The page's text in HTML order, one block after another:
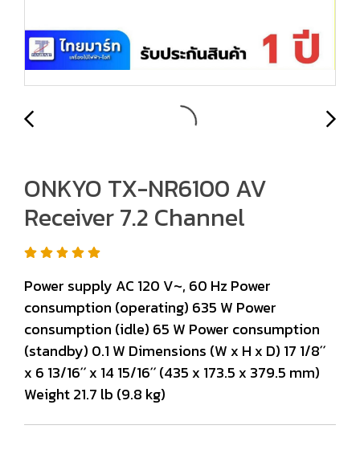
ONKYO TX-NR6100 AV
Receiver 7.2 Channel
Power supply AC 120 V~, 60 Hz Power
consumption (operating) 635 W Power
consumption (idle) 65 W Power consumption
(standby) 0.1 W Dimensions (W x H x D) 17 1/8˝
x 6 13/16˝ x 14 15/16˝ (435 x 173.5 x 379.5 mm)
Weight 21.7 lb (9.8 kg)